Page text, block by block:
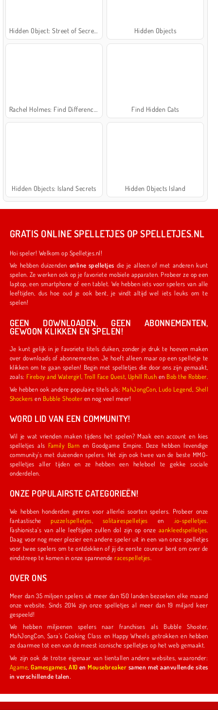
Hidden Objects
Find Hidden Cats
Hidden Objects: Island Secrets Hidden Objects Island
GRATIS ONLINE SPELLETJES OP SPELLETJES.NL
Hoi speler! Welkom op Spelletjes.nl!
We hebben duizenden online spelletjes die je alleen of met anderen kunt
spelen. Ze werken ook op je favoriete mobiele apparaten. Probeer ze op een
laptop, een smartphone of een tablet. We hebben iets voor spelers van alle
leeftijden, dus hoe oud je ook bent, je vindt altijd wel iets leuks om te
spelen!
GEEN DOWNLOADEN, GEEN ABONNEMENTEN,
GEWOON KLIKKEN EN SPELEN!
Je kunt gelijk in je favoriete titels duiken, zonder je druk te hoeven maken
over downloads of abonnementen. Je hoeft alleen maar op een spelletje te
klikken om te gaan spelen! Begin met spelletjes die door ons zijn gemaakt,
zoals:
Fireboy and Watergirl ,Troll Face Quest Uphill Rush en Bob the Robber
We hebben ook andere populaire titels als: MahJongCon Ludo Legend Shell
Shockers en Bubble Shooter en nog veel meer!
WORD LID VAN EEN COMMUNITY!
Wil je wat vrienden maken tijdens het spelen? Maak een account en kies
spelletjes als
Family Barn en Goodgame Empire. Deze hebben levendige
community's met duizenden spelers. Het zijn ook twee van de beste MMO-
spelletjes aller tijden en ze hebben een heleboel te gekke sociale
onderdelen.
ONZE POPULAIRSTE CATEGORIEËN!
We hebben honderden genres voor allerlei soorten spelers. Probeer onze
fantastischepuzzelspelletjes solitairespelletjes en .io-spelletjes
Fashionista's van alle leeftijden zullen dol zijn op onze aankleedspelletjes
Daag voor nog meer plezier een andere speler uit in een van onze spelletjes
voor twee spelers om te ontdekken of jij de eerste coureur bent om over de
eindstreep te komen in onze spannenderacespelletjes
OVER ONS
Meer dan 35 miljoen spelers uit meer dan 150 landen bezoeken elke maand
onze website. Sinds 2014 zijn onze spelletjes al meer dan 19 miljard keer
gespeeld!
We hebben miljoenen spelers naar franchises als Bubble Shooter,
MahJongCon, Sara's Cooking Class en Happy Wheels getrokken en hebben
ze daarmee tot een van de meest iconische spelletjes op het web gemaakt.
We zijn ook de trotse eigenaar van tientallen andere websites, waaronder:
Agame ,Gamesgames,A10 enMousebreaker samen met aanvullende sites
in verschillende talen.